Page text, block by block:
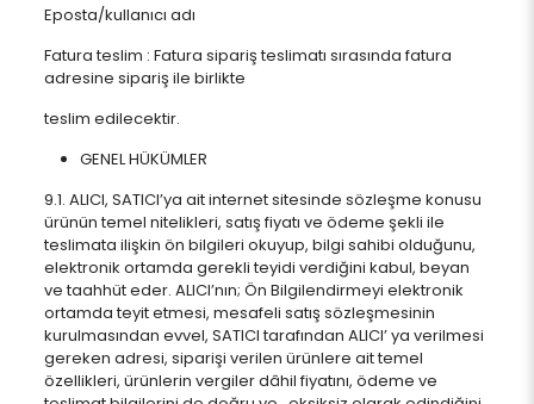
Eposta/kullanıcı adı
Fatura teslim : Fatura sipariş teslimatı sırasında fatura
adresine sipariş ile birlikte
teslim edilecektir.
GENEL HÜKÜMLER
9.1. ALICI, SATICI’ya ait internet sitesinde sözleşme konusu
ürünün temel nitelikleri, satış fiyatı ve ödeme şekli ile
teslimata ilişkin ön bilgileri okuyup, bilgi sahibi olduğunu,
elektronik ortamda gerekli teyidi verdiğini kabul, beyan
ve taahhüt eder. ALICI’nın; Ön Bilgilendirmeyi elektronik
ortamda teyit etmesi, mesafeli satış sözleşmesinin
kurulmasından evvel, SATICI tarafından ALICI’ ya verilmesi
gereken adresi, siparişi verilen ürünlere ait temel
özellikleri, ürünlerin vergiler dâhil fiyatını, ödeme ve